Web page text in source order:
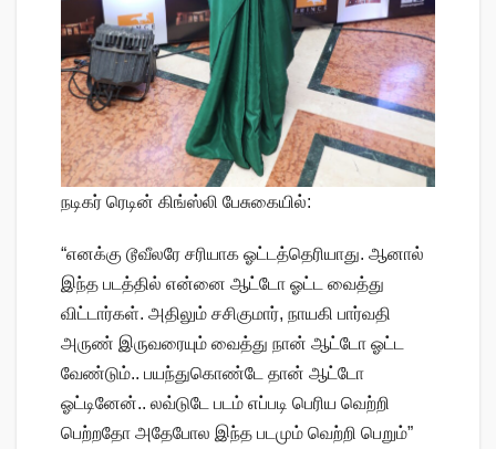
நடிகர் ரெடின் கிங்ஸ்லி பேசுகையில்:
“எனக்கு டூவீலரே சரியாக ஓட்டத்தெரியாது. ஆனால்
இந்த படத்தில் என்னை ஆட்டோ ஓட்ட வைத்து
விட்டார்கள். அதிலும் சசிகுமார், நாயகி பார்வதி
அருண் இருவரையும் வைத்து நான் ஆட்டோ ஓட்ட
வேண்டும்.. பயந்துகொண்டே தான் ஆட்டோ
ஓட்டினேன்.. லவ்டுடே படம் எப்படி பெரிய வெற்றி
பெற்றதோ அதேபோல இந்த படமும் வெற்றி பெறும்”